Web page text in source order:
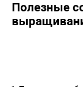
Полезные